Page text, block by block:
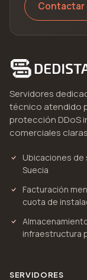
Contactar
Servidores
técnico atendido
protección DDoS
comerciales
Ubicaciones de
Suecia
Facturación
cuota de
infraestructura
SERVIDORES